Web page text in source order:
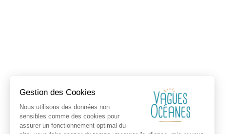
Gestion des Cookies
Nous utilisons des données non
sensibles comme des cookies pour
assurer un fonctionnement optimal du